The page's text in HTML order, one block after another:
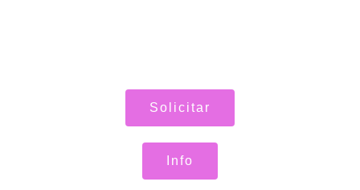
Solicitar
Info